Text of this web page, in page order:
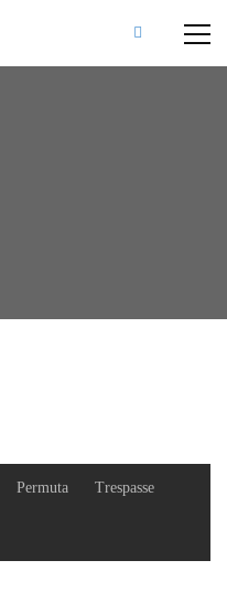
Permuta Trespasse